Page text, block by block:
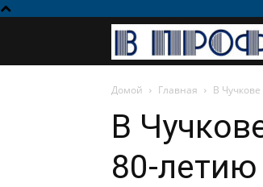
Домой Главная В
В
80-